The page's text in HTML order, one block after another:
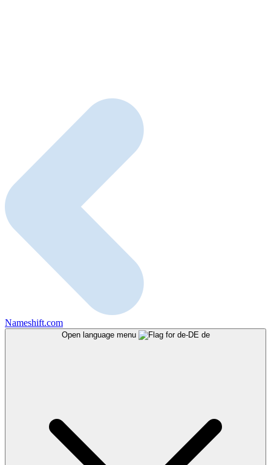
Nameshift.com
Open language menu de